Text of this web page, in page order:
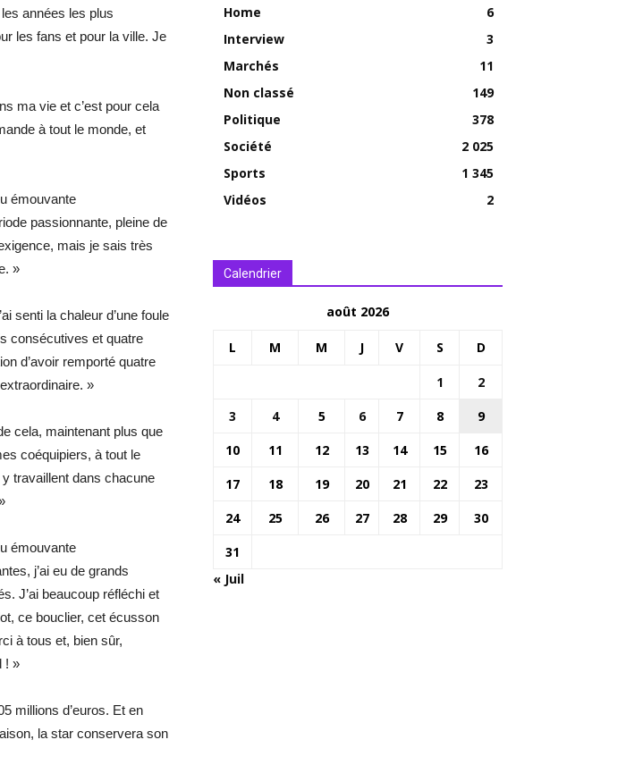
années les plus
les fans et pour la ville. Je
ma vie et c’est pour cela
à tout le monde, et
passionnante, pleine de
mais je sais très
»
senti la chaleur d’une foule
consécutives et quatre
d’avoir remporté quatre
»
cela, maintenant plus que
coéquipiers, à tout le
travaillent dans chacune
j’ai eu de grands
J’ai beaucoup réfléchi et
ce bouclier, cet écusson
à tous et, bien sûr,
! »
millions d’euros. Et en
la star conservera son
Home
6
Interview
3
Marchés
11
Non classé
149
Politique
378
Société
2 025
Sports
1 345
Vidéos
2
Calendrier
août 2026
L M M J V S D
1
2
3
4 5 6 7 8
9
10
11 12 13 14 15
16
17
18 19 20 21 22
23
24
25 26 27 28 29
30
31
« Juil